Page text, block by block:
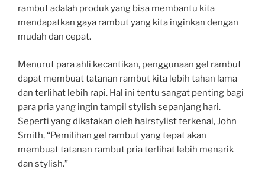
rambut adalah produk yang bisa membantu kita
mendapatkan gaya rambut yang kita inginkan dengan
mudah dan cepat.
Menurut para ahli kecantikan, penggunaan gel rambut
dapat membuat tatanan rambut kita lebih tahan lama
dan terlihat lebih rapi. Hal ini tentu sangat penting bagi
para pria yang ingin tampil stylish sepanjang hari.
Seperti yang dikatakan oleh hairstylist terkenal, John
Smith, “Pemilihan gel rambut yang tepat akan
membuat tatanan rambut pria terlihat lebih menarik
dan stylish.”